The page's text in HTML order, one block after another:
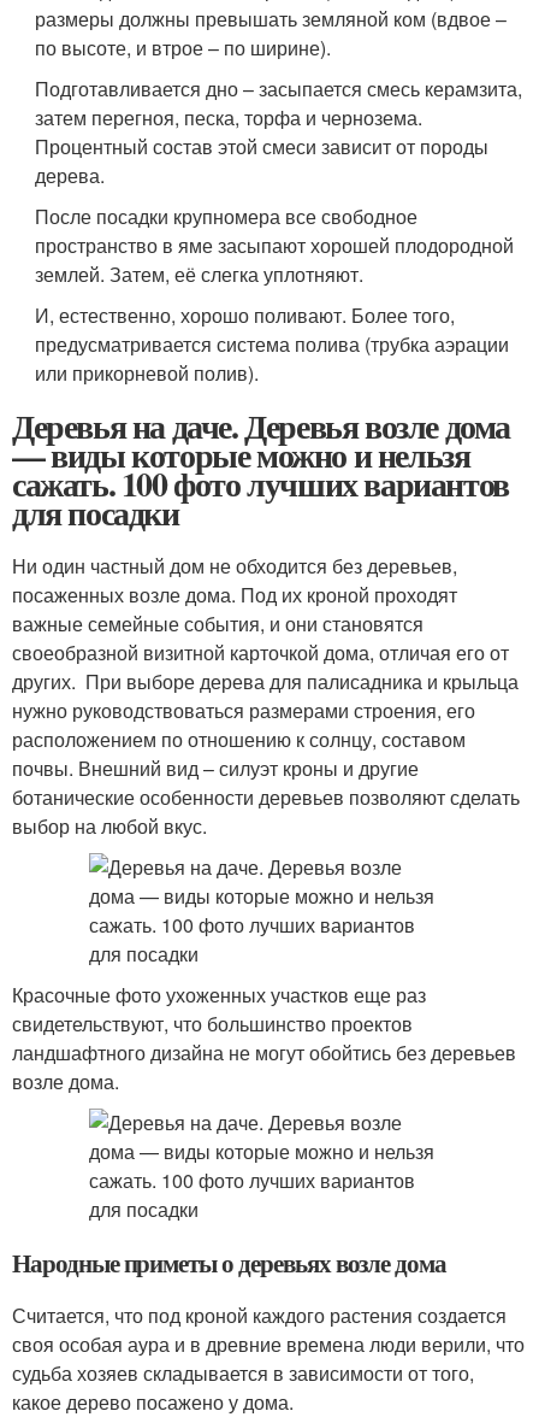
размеры должны превышать земляной ком (вдвое –
по высоте, и втрое – по ширине).
Подготавливается дно – засыпается смесь керамзита,
затем перегноя, песка, торфа и чернозема.
Процентный состав этой смеси зависит от породы
дерева.
После посадки крупномера все свободное
пространство в яме засыпают хорошей плодородной
землей. Затем, её слегка уплотняют.
И, естественно, хорошо поливают. Более того,
предусматривается система полива (трубка аэрации
или прикорневой полив).
Деревья на даче. Деревья возле дома
— виды которые можно и нельзя
сажать. 100 фото лучших вариантов
для посадки
Ни один частный дом не обходится без деревьев,
посаженных возле дома. Под их кроной проходят
важные семейные события, и они становятся
своеобразной визитной карточкой дома, отличая его от
других. При выборе дерева для палисадника и крыльца
нужно руководствоваться размерами строения, его
расположением по отношению к солнцу, составом
почвы. Внешний вид – силуэт кроны и другие
ботанические особенности деревьев позволяют сделать
выбор на любой вкус.
Красочные фото ухоженных участков еще раз
свидетельствуют, что большинство проектов
ландшафтного дизайна не могут обойтись без деревьев
возле дома.
Народные приметы о деревьях возле дома
Считается, что под кроной каждого растения создается
своя особая аура и в древние времена люди верили, что
судьба хозяев складывается в зависимости от того,
какое дерево посажено у дома.